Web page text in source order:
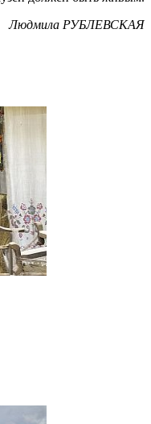
Людмила РУБЛЕВСКАЯ